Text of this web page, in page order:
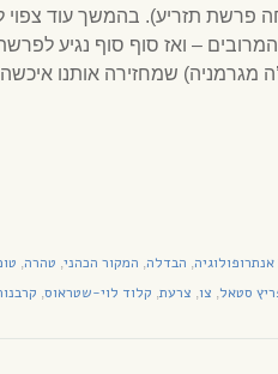
תזריע). בהמשך עוד צפוי
המרובים – ואז סוף סוף נגיע
שמחזירה אותנו איכשהו
אנתרופולוגיה, הבדלה, המקור הכהני, טהרה,
סטאל, צו, צרעת, קלוד לוי-שטראוס,